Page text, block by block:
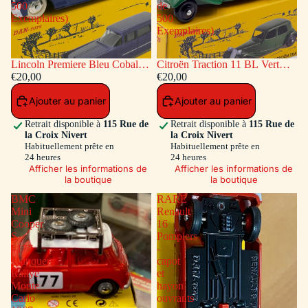
500
Exemplaires)
Lincoln Premiere Bleu Cobalt
(Série de 500 Exemplaires)
€20,00
Ajouter au panier
Retrait disponible à 115 Rue de
la Croix Nivert
Habituellement prête en
24 heures
Afficher les informations de
la boutique
de
500
Exemplaires)
Citroën Traction 11 BL Vert
(Série de 500 Exemplaires)
€20,00
Ajouter au panier
Retrait disponible à 115 Rue de
la Croix Nivert
Habituellement prête en
24 heures
Afficher les informations de
la boutique
BMC
Mini
Cooper
S
#177
Vainqueur
Rallye
Monte
Carlo
RARE
Renault
16
Pompiers
-
capot
et
hayon
ouvrants